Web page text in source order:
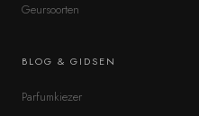
Geursoorten
BLOG & GIDSEN
Parfumkiezer